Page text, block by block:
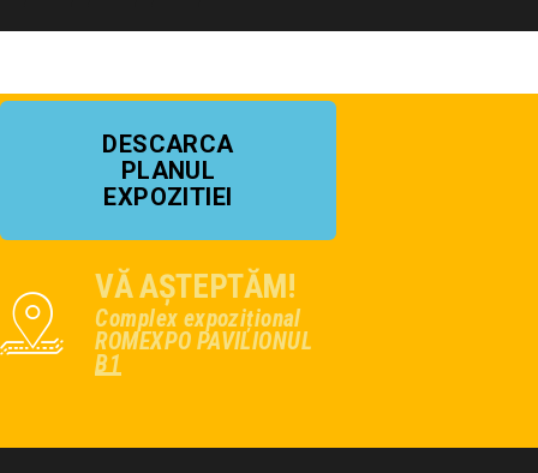
DESCARCA
PLANUL
EXPOZITIEI
VĂ AȘTEPTĂM!
Complex expozițional
ROMEXPO PAVILIONUL
B1